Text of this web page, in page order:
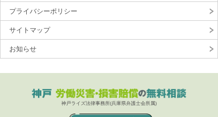
プライバシーポリシー
サイトマップ
お知らせ
神戸ライズ法律事務所(兵庫県弁護士会所属)